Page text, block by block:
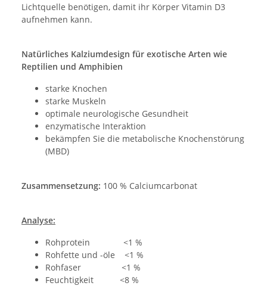
Lichtquelle benötigen, damit ihr Körper Vitamin D3
aufnehmen kann.
Natürliches Kalziumdesign für exotische Arten wie
Reptilien und Amphibien
starke Knochen
starke Muskeln
optimale neurologische Gesundheit
enzymatische Interaktion
bekämpfen Sie die metabolische Knochenstörung
(MBD)
Zusammensetzung: 100 % Calciumcarbonat
Analyse:
Rohprotein <1 %
Rohfette und -öle <1 %
Rohfaser <1 %
Feuchtigkeit <8 %